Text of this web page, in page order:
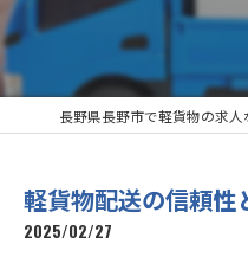
軽貨物配送の信頼性
2025/02/27